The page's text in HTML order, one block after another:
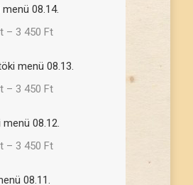
350 Ft
-
450 Ft
08.14.
– 3 450 FtÁrtartomány:
350 Ft
-
450 Ft
menü 08.13.
– 3 450 FtÁrtartomány:
350 Ft
-
menü 08.12.
– 3 450 FtÁrtartomány:
08.11.